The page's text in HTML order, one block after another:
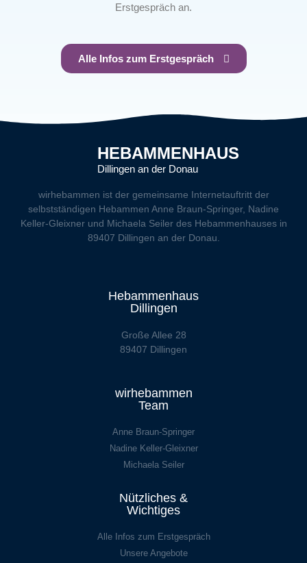
Erstgespräch an.
Alle Infos zum Erstgespräch
HEBAMMENHAUS
Dillingen an der Donau
wirhebammen ist der gemeinsame Internetauftritt der
selbstständigen Hebammen Anne Braun-Springer, Nadine
Keller-Gleixner und Michaela Seiler des Hebammenhauses in
89407 Dillingen an der Donau.
Hebammenhaus
Dillingen
Große Allee 28
89407 Dillingen
wirhebammen
Team
Anne Braun-Springer
Nadine Keller-Gleixner
Michaela Seiler
Nützliches &
Wichtiges
Alle Infos zum Erstgespräch
Unsere Angebote